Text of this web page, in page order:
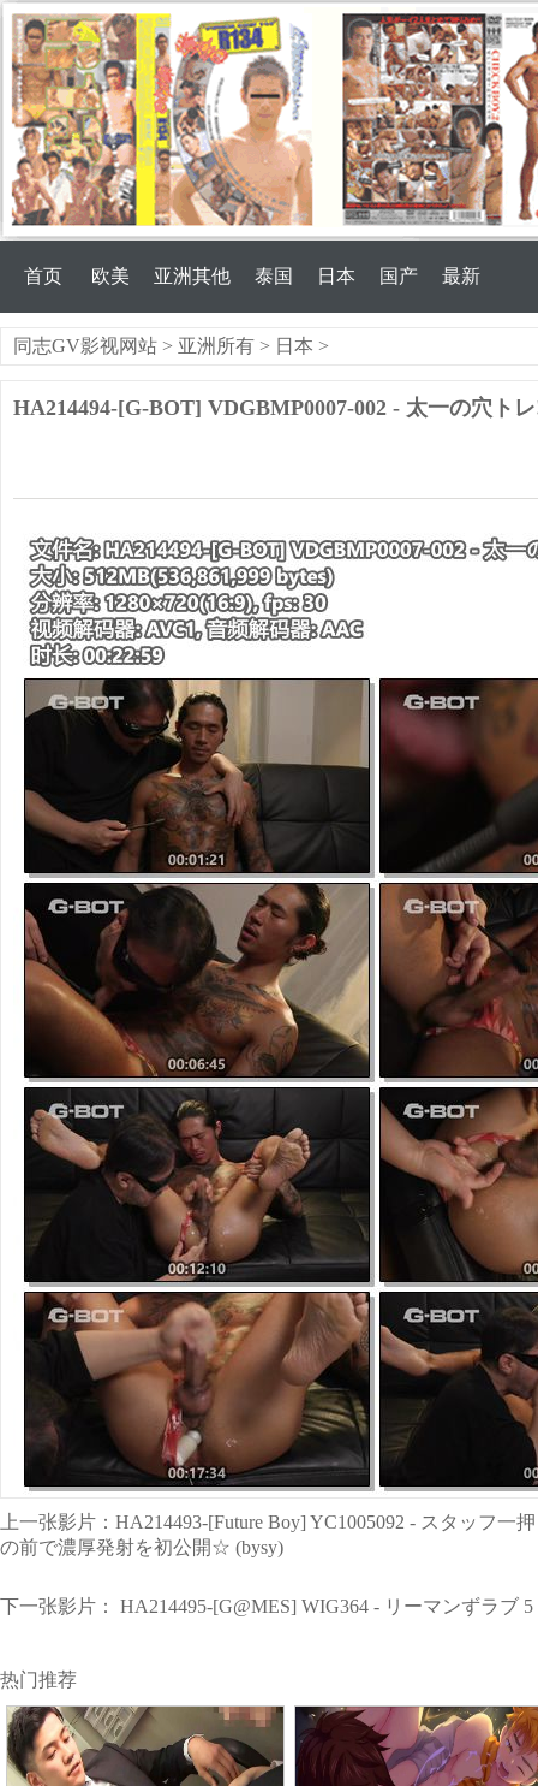
首页 欧美 亚洲其他 泰国 日本 国产 最新
同志GV影视网站 > 亚洲所有 > 日本 >
HA214494-[G-BOT] VDGBMP0007-002 - 太一の穴ト
上一张影片： HA214493-[Future Boy] YC1005092 - スタッフ
の前で濃厚発射を初公開☆ (bysy)
下一张影片： HA214495-[G@MES] WIG364 - リーマンずラブ
热门推荐